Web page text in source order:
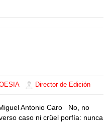
Director de Edición
Antonio Caro No, no
caso ni crüel porfía: nunca